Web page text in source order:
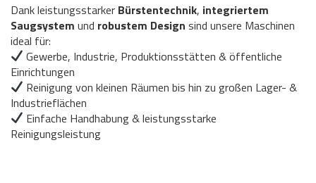
Dank leistungsstarker Bürstentechnik, integriertem
Saugsystem und robustem Design sind unsere Maschinen
ideal für:
Gewerbe, Industrie, Produktionsstätten & öffentliche
Einrichtungen
Reinigung von kleinen Räumen bis hin zu großen Lager- &
Industrieflächen
Einfache Handhabung & leistungsstarke
Reinigungsleistung